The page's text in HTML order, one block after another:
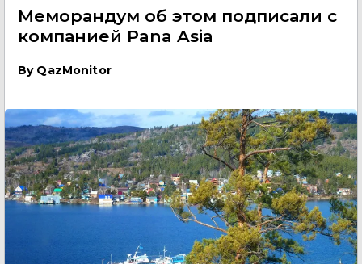
Меморандум об этом подписали с
компанией Pana Asia
By QazMonitor